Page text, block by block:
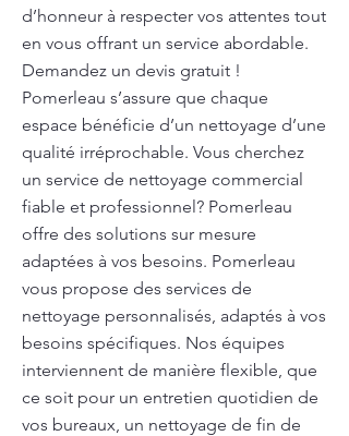
d’honneur à respecter vos attentes tout
en vous offrant un service abordable.
Demandez un devis gratuit !
Pomerleau s’assure que chaque
espace bénéficie d’un nettoyage d’une
qualité irréprochable. Vous cherchez
un service de nettoyage commercial
fiable et professionnel? Pomerleau
offre des solutions sur mesure
adaptées à vos besoins. Pomerleau
vous propose des services de
nettoyage personnalisés, adaptés à vos
besoins spécifiques. Nos équipes
interviennent de manière flexible, que
ce soit pour un entretien quotidien de
vos bureaux, un nettoyage de fin de